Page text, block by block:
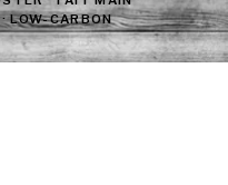
LOW-CARBON